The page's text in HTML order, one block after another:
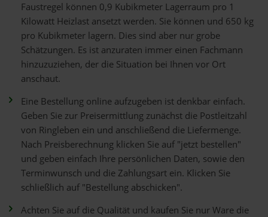
Faustregel können 0,9 Kubikmeter Lagerraum pro 1
Kilowatt Heizlast ansetzt werden. Sie können und 650 kg
pro Kubikmeter lagern. Dies sind aber nur grobe
Schätzungen. Es ist anzuraten immer einen Fachmann
hinzuzuziehen, der die Situation bei Ihnen vor Ort
anschaut.
Eine Bestellung online aufzugeben ist denkbar einfach.
Geben Sie zur Preisermittlung zunächst die Postleitzahl
von Ringleben ein und anschließend die Liefermenge.
Nach Preisberechnung klicken Sie auf "jetzt bestellen"
und geben einfach Ihre persönlichen Daten, sowie den
Terminwunsch und die Zahlungsart ein. Klicken Sie
schließlich auf "Bestellung abschicken".
Achten Sie auf die Qualität und kaufen Sie nur Ware die